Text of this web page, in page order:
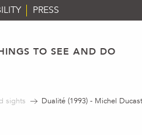
PRESS
TO SEE AND DO
sights Dualité (1993) - Michel